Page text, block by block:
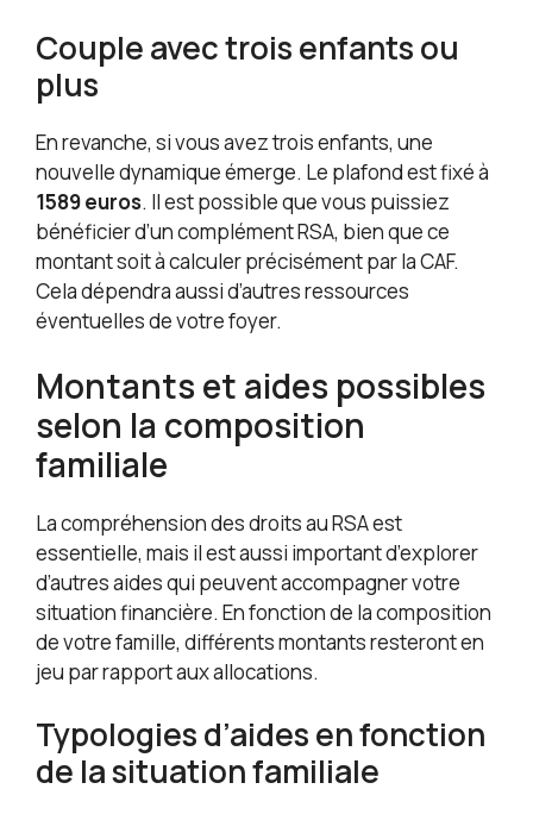
Couple avec trois enfants ou
plus
En revanche, si vous avez trois enfants, une
nouvelle dynamique émerge. Le plafond est fixé à
1589 euros. Il est possible que vous puissiez
bénéficier d’un complément RSA, bien que ce
montant soit à calculer précisément par la CAF.
Cela dépendra aussi d’autres ressources
éventuelles de votre foyer.
Montants et aides possibles
selon la composition
familiale
La compréhension des droits au RSA est
essentielle, mais il est aussi important d’explorer
d’autres aides qui peuvent accompagner votre
situation financière. En fonction de la composition
de votre famille, différents montants resteront en
jeu par rapport aux allocations.
Typologies d’aides en fonction
de la situation familiale